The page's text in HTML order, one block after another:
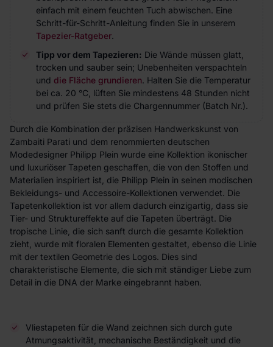
einfach mit einem feuchten Tuch abwischen. Eine
Schritt-für-Schritt-Anleitung finden Sie in unserem
Tapezier-Ratgeber.
Tipp vor dem Tapezieren: Die Wände müssen glatt,
trocken und sauber sein; Unebenheiten verspachteln
und die Fläche grundieren. Halten Sie die Temperatur
bei ca. 20 °C, lüften Sie mindestens 48 Stunden nicht
und prüfen Sie stets die Chargennummer (Batch Nr.).
Durch die Kombination der präzisen Handwerkskunst von
Zambaiti Parati und dem renommierten deutschen
Modedesigner Philipp Plein wurde eine Kollektion ikonischer
und luxuriöser Tapeten geschaffen, die von den Stoffen und
Materialien inspiriert ist, die Philipp Plein in seinen modischen
Bekleidungs- und Accessoire-Kollektionen verwendet. Die
Tapetenkollektion ist vor allem dadurch einzigartig, dass sie
Tier- und Struktureffekte auf die Tapeten überträgt. Die
tropische Linie, die sich sanft durch die gesamte Kollektion
zieht, wurde mit floralen Elementen gestaltet, ebenso die Linie
mit der textilen Geometrie des Logos. Dies sind
charakteristische Elemente, die sich mit ständiger Liebe zum
Detail in die DNA der Marke eingebrannt haben.
Vliestapeten für die Wand zeichnen sich durch gute
Atmungsaktivität, mechanische Beständigkeit und die